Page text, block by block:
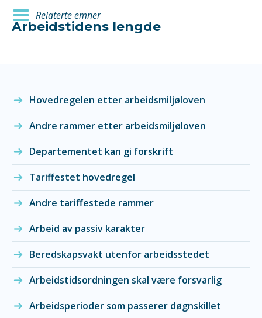
Relaterte emner
Arbeidstidens lengde
Hovedregelen etter arbeidsmiljøloven
Andre rammer etter arbeidsmiljøloven
Departementet kan gi forskrift
Tariffestet hovedregel
Andre tariffestede rammer
Arbeid av passiv karakter
Beredskapsvakt utenfor arbeidsstedet
Arbeidstidsordningen skal være forsvarlig
Arbeidsperioder som passerer døgnskillet